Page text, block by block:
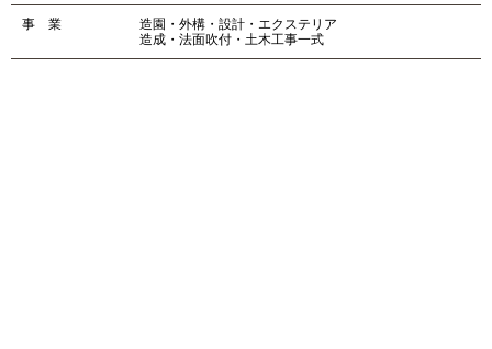
事 業
造園・外構・設計・エクステリア
造成・法面吹付・土木工事一式